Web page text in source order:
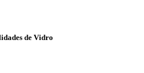
de Vidro